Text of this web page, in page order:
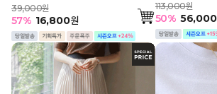
39,000원
57% 16,800원
113,000원
50% 56,000